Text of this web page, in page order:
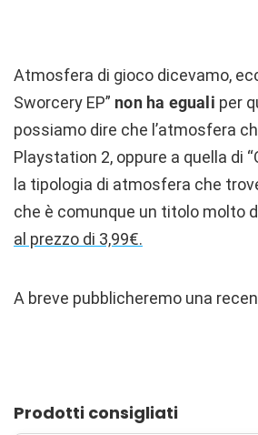
Atmosfera di gioco dicevamo,
Sworcery EP” non ha eguali per
possiamo dire che l’atmosfera
Playstation 2, oppure a quella di
la tipologia di atmosfera che
che è comunque un titolo molto
al prezzo di 3,99€.
A breve pubblicheremo una
Prodotti consigliati